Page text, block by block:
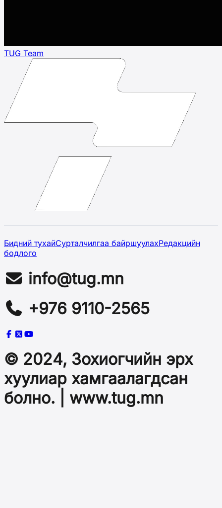
TUG Team
Бидний тухайСурталчилгаа байршуулахРедакцийн
бодлого
info@tug.mn
+976 9110-2565
© 2024, Зохиогчийн эрх
хуулиар хамгаалагдсан
болно. | www.tug.mn